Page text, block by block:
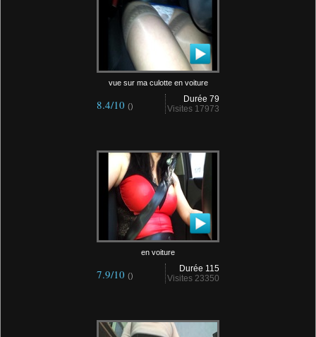
vue sur ma culotte en voiture
Durée 79
Visites 17973
8.4/10 ()
en voiture
Durée 115
Visites 23350
7.9/10 ()